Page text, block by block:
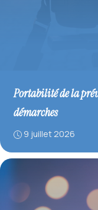
Portabilité de la
démarches
9 juillet 2026